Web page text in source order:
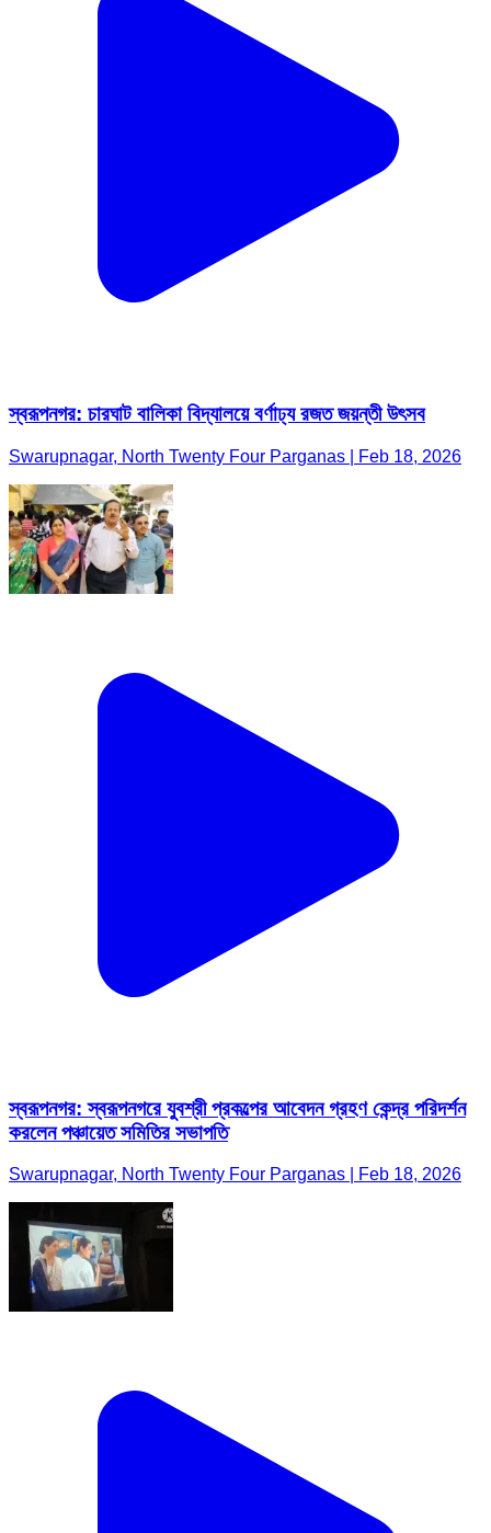
স্বরূপনগর: চারঘাট বালিকা বিদ্যালয়ে বর্ণাঢ্য রজত জয়ন্তী উৎসব
Swarupnagar, North Twenty Four Parganas | Feb 18, 2026
স্বরূপনগর: স্বরূপনগরে যুবশ্রী প্রকল্পের আবেদন গ্রহণ কেন্দ্র পরিদর্শন
করলেন পঞ্চায়েত সমিতির সভাপতি
Swarupnagar, North Twenty Four Parganas | Feb 18, 2026